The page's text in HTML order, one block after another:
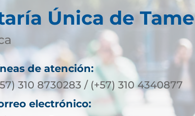
Única de Tame
de atención:
310 8730283 / (+57) 310 4340877
electrónico: